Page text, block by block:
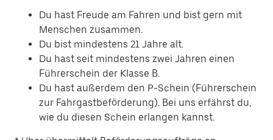
Du hast Freude am Fahren und bist gern mit
Menschen zusammen.
Du bist mindestens 21 Jahre alt.
Du hast seit mindestens zwei Jahren einen
Führerschein der Klasse B.
Du hast außerdem den P-Schein (Führerschein
zur Fahrgastbeförderung). Bei uns erfährst du,
wie du diesen Schein erlangen kannst.